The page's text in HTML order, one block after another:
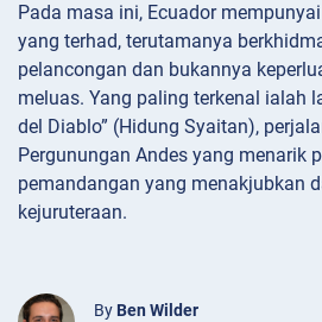
Pada masa ini, Ecuador
yang terhad, terutamanya
pelancongan dan bukannya
meluas. Yang paling terkenal ialah
del Diablo” (Hidung Syaitan),
Pergunungan Andes yang menarik
pemandangan yang menakjubkan
kejuruteraan.
By Ben Wilder